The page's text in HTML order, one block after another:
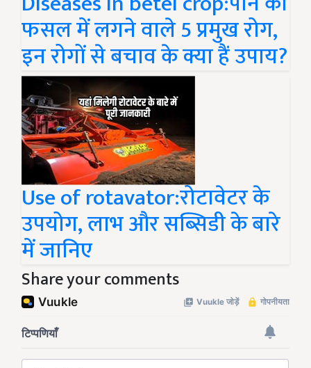
फसल में लगने वाले 5 प्रमुख रोग,
इन रोगों से बचाव के क्या हैं उपाय?
Use of rotavator:रोटावेटर के
उपयोग, लाभ और सब्सिडी के बारे
में जानिए
Share your comments